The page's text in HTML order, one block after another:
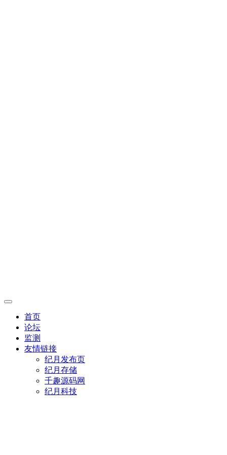
首页
论坛
监测
友情链接
纪月发布页
纪月存储
千趣源码网
纪月科技